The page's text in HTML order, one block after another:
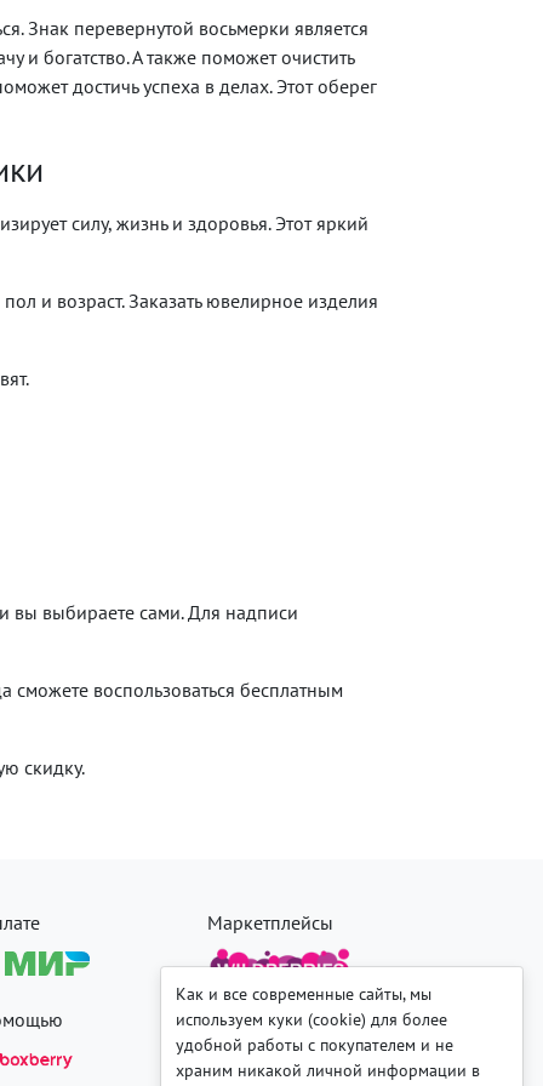
Знак перевернутой восьмерки является
и богатство. А также поможет очистить
достичь успеха в делах. Этот оберег
силу, жизнь и здоровья. Этот яркий
и возраст. Заказать ювелирное изделия
вы выбираете сами. Для надписи
сможете воспользоваться бесплатным
скидку.
Маркетплейсы
Как и все современные сайты, мы
используем куки (cookie) для более
удобной работы с покупателем и не
храним никакой личной информации в